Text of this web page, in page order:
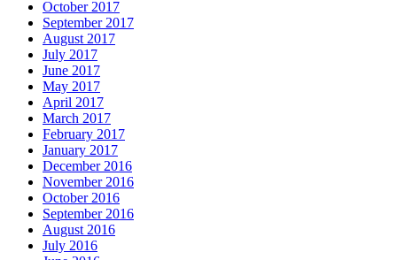
October 2017
September 2017
August 2017
July 2017
June 2017
May 2017
April 2017
March 2017
February 2017
January 2017
December 2016
November 2016
October 2016
September 2016
August 2016
July 2016